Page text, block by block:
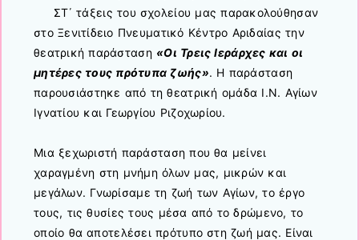
ΣΤ΄ τάξεις του σχολείου μας παρακολούθησαν
στο Ξενιτίδειο Πνευματικό Κέντρο Αριδαίας την
θεατρική παράσταση «Οι Τρεις Ιεράρχες και οι
μητέρες τους πρότυπα ζωής». Η παράσταση
παρουσιάστηκε από τη θεατρική ομάδα Ι.Ν. Αγίων
Ιγνατίου και Γεωργίου Ριζοχωρίου.
Μια ξεχωριστή παράσταση που θα μείνει
χαραγμένη στη μνήμη όλων μας, μικρών και
μεγάλων. Γνωρίσαμε τη ζωή των Αγίων, το έργο
τους, τις θυσίες τους μέσα από το δρώμενο, το
οποίο θα αποτελέσει πρότυπο στη ζωή μας. Είναι